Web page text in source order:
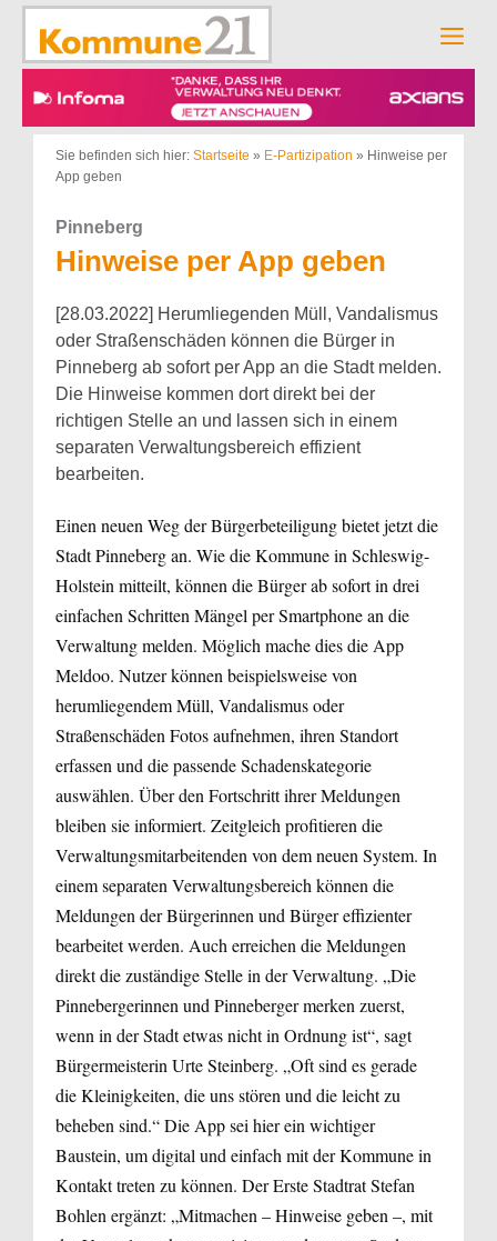
Zum
springen
Sie befinden sich hier: Startseite » E-Partizipation » Hinweise per
App geben
Pinneberg
Hinweise per App geben
[28.03.2022] Herumliegenden Müll, Vandalismus
oder Straßenschäden können die Bürger in
Pinneberg ab sofort per App an die Stadt melden.
Die Hinweise kommen dort direkt bei der
richtigen Stelle an und lassen sich in einem
separaten Verwaltungsbereich effizient
bearbeiten.
Einen neuen Weg der Bürgerbeteiligung bietet jetzt die
Stadt Pinneberg an. Wie die Kommune in Schleswig-
Holstein mitteilt, können die Bürger ab sofort in drei
einfachen Schritten Mängel per Smartphone an die
Verwaltung melden. Möglich mache dies die App
Meldoo. Nutzer können beispielsweise von
herumliegendem Müll, Vandalismus oder
Straßenschäden Fotos aufnehmen, ihren Standort
erfassen und die passende Schadenskategorie
auswählen. Über den Fortschritt ihrer Meldungen
bleiben sie informiert. Zeitgleich profitieren die
Verwaltungsmitarbeitenden von dem neuen System. In
einem separaten Verwaltungsbereich können die
Meldungen der Bürgerinnen und Bürger effizienter
bearbeitet werden. Auch erreichen die Meldungen
direkt die zuständige Stelle in der Verwaltung. „Die
Pinnebergerinnen und Pinneberger merken zuerst,
wenn in der Stadt etwas nicht in Ordnung ist“, sagt
Bürgermeisterin Urte Steinberg. „Oft sind es gerade
die Kleinigkeiten, die uns stören und die leicht zu
beheben sind.“ Die App sei hier ein wichtiger
Baustein, um digital und einfach mit der Kommune in
Kontakt treten zu können. Der Erste Stadtrat Stefan
Bohlen ergänzt: „Mitmachen – Hinweise geben –, mit